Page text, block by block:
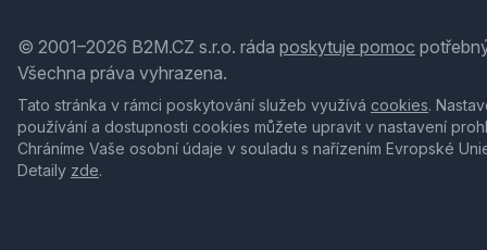
© 2001–2026 B2M.CZ s.r.o. ráda poskytuje pomoc
Všechna práva vyhrazena.
Tato stránka v rámci poskytování služeb využívá cookies.
používání a dostupnosti cookies můžete upravit v nastavení
Chráníme Vaše osobní údaje v souladu s nařízením Evropské
Detaily zde.